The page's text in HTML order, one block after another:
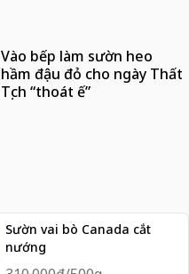
Vào bếp làm sườn heo
hầm đậu đỏ cho ngày Thất
Tịch “thoát ế”
Sườn vai bò Canada cắt
nướng